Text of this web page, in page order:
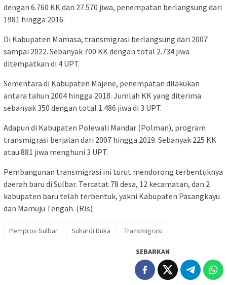
dengan 6.760 KK dan 27.570 jiwa, penempatan berlangsung dari
1981 hingga 2016.
Di Kabupaten Mamasa, transmigrasi berlangsung dari 2007
sampai 2022. Sebanyak 700 KK dengan total 2.734 jiwa
ditempatkan di 4 UPT.
Sementara di Kabupaten Majene, penempatan dilakukan
antara tahun 2004 hingga 2018. Jumlah KK yang diterima
sebanyak 350 dengan total 1.486 jiwa di 3 UPT.
Adapun di Kabupaten Polewali Mandar (Polman), program
transmigrasi berjalan dari 2007 hingga 2019. Sebanyak 225 KK
atau 881 jiwa menghuni 3 UPT.
Pembangunan transmigrasi ini turut mendorong terbentuknya
daerah baru di Sulbar. Tercatat 78 desa, 12 kecamatan, dan 2
kabupaten baru telah terbentuk, yakni Kabupaten Pasangkayu
dan Mamuju Tengah. (Rls)
Pemprov Sulbar Suhardi Duka Transmigrasi
SEBARKAN